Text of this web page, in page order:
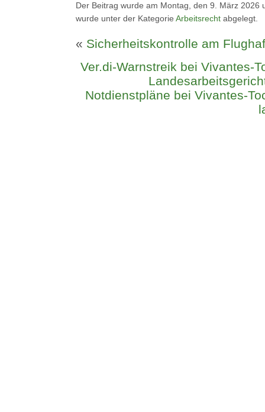
Der Beitrag wurde am Montag, den 9. März 2026
wurde unter der Kategorie Arbeitsrecht abgelegt.
« Sicherheitskontrolle am
Ver.di-Warnstreik bei Vivantes-
Notdienstpläne bei Vivantes-